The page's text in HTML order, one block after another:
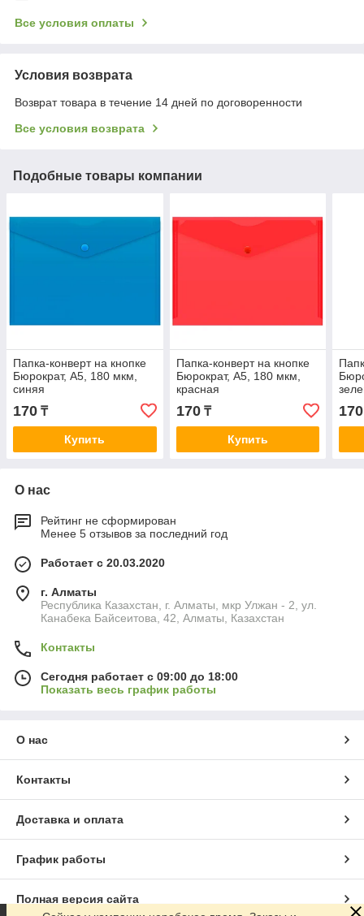
Все условия оплаты
Условия возврата
Возврат товара в течение 14 дней по договоренности
Все условия возврата
Подобные товары компании
Папка-конверт на кнопке
Бюрократ, А5, 180 мкм,
синяя
170 ₸
Купить
Папка-конверт на кнопке
Бюрократ, А5, 180 мкм,
красная
170₸
Купить
170
О нас
Рейтинг не сформирован
Менее 5 отзывов за последний год
Работает с 20.03.2020
г. Алматы
Республика Казахстан, г. Алматы, мкр Улжан - 2, ул.
Канабека Байсеитова, 42, Алматы, Казахстан
Контакты
Сегодня работает с 09:00 до 18:00
Показать весь график работы
О нас
Контакты
Доставка и оплата
График работы
Полная версия сайта